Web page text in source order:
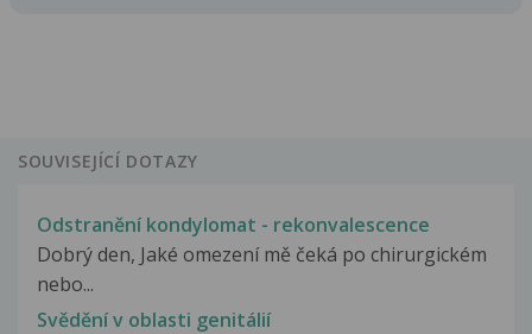
SOUVISEJÍCÍ DOTAZY
Odstranění kondylomat - rekonvalescence
Dobrý den, Jaké omezení mě čeká po chirurgickém
nebo...
Svědění v oblasti genitálií